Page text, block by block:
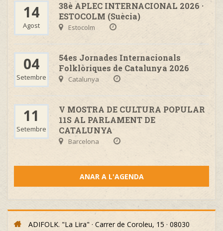
14
Agost
38è APLEC INTERNACIONAL 2026 ·
ESTOCOLM (Suècia)
Estocolm
04
Setembre
54es Jornades Internacionals
Folklòriques de Catalunya 2026
Catalunya
11
Setembre
V MOSTRA DE CULTURA POPULAR
11S AL PARLAMENT DE
CATALUNYA
Barcelona
ANAR A L'AGENDA
ADIFOLK. "La Lira" · Carrer de Coroleu, 15 · 08030